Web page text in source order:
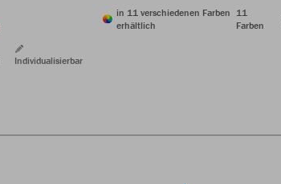
Individualisierbar
in 11 verschiedenen Farben
erhältlich
11
Farben